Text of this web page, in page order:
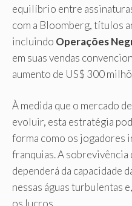
equilíbrio entre
com a Bloomberg, títulos
incluindo Operações
em suas vendas
aumento de US$ 300
À medida que o mercado
evoluir, esta estratégia
forma como os jogadores
franquias. A
dependerá da capacidade
nessas águas turbulentas
os lucros.